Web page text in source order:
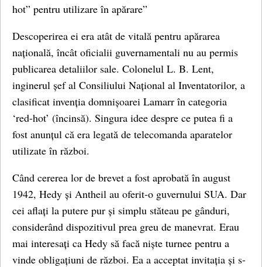
hot” pentru utilizare în apărare”
Descoperirea ei era atât de vitală pentru apărarea
națională, încât oficialii guvernamentali nu au permis
publicarea detaliilor sale. Colonelul L. B. Lent,
inginerul șef al Consiliului Național al Inventatorilor, a
clasificat invenția domnișoarei Lamarr în categoria
‘red-hot’ (încinsă). Singura idee despre ce putea fi a
fost anunțul că era legată de telecomanda aparatelor
utilizate în război.
Când cererea lor de brevet a fost aprobată în august
1942, Hedy și Antheil au oferit-o guvernului SUA. Dar
cei aflați la putere pur și simplu stăteau pe gânduri,
considerând dispozitivul prea greu de manevrat. Erau
mai interesați ca Hedy să facă niște turnee pentru a
vinde obligațiuni de război. Ea a acceptat invitația și s-